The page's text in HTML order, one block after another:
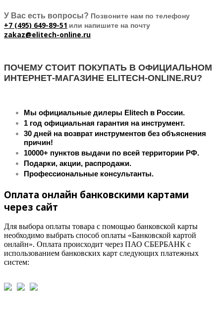
У Вас есть вопросы? Позвоните нам по телефону
+7 (495) 649-89-51 или напишите на почту
zakaz@elitech-online.ru
ПОЧЕМУ СТОИТ ПОКУПАТЬ В ОФИЦИАЛЬНОМ
ИНТЕРНЕТ-МАГАЗИНЕ ELITECH-ONLINE.RU?
Мы официальные дилеры Elitech в России.
1 год официальная гарантия на инструмент.
30 дней на возврат инструментов без объяснения
причин!
10000+ пунктов выдачи по всей территории РФ.
Подарки, акции, распродажи.
Профессиональные консультанты.
Оплата онлайн банковскими картами
через сайт
Для выбора оплаты товара с помощью банковской карты
необходимо выбрать способ оплаты «Банковской картой
онлайн». Оплата происходит через ПАО СБЕРБАНК с
использованием банковских карт следующих платежных
систем: